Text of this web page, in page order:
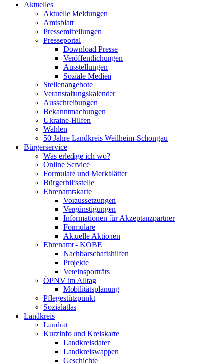
Aktuelles
Aktuelle Meldungen
Amtsblatt
Pressemitteilungen
Presseportal
Download Presse
Veröffentlichungen
Ausstellungen
Soziale Medien
Stellenangebote
Veranstaltungskalender
Ausschreibungen
Bekanntmachungen
Ukraine-Hilfen
Wahlen
50 Jahre Landkreis Weilheim-Schongau
Bürgerservice
Was erledige ich wo?
Online Service
Formulare und Merkblätter
Bürgerhilfsstelle
Ehrenamtskarte
Voraussetzungen
Vergünstigungen
Informationen für Akzeptanzpartner
Formulare
Aktuelle Aktionen
Ehrenamt - KOBE
Nachbarschaftshilfen
Projekte
Vereinsporträts
ÖPNV im Alltag
Mobilitätsplanung
Pflegestützpunkt
Sozialatlas
Landkreis
Landrat
Kurzinfo und Kreiskarte
Landkreisdaten
Landkreiswappen
Geschichte